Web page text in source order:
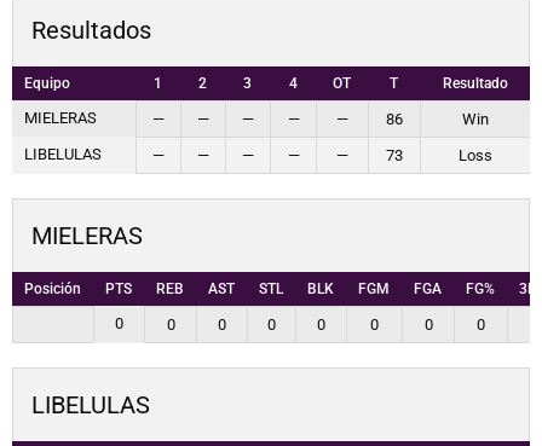
Resultados
Equipo 1 2 3 4 OT T Resultado
MIELERAS — — — — — 86
Win
LIBELULAS
— — — — — 73 Loss
MIELERAS
Posición PTS REB AST STL BLK FGM FGA FG%
0 0 0 0 0 0 0 0
LIBELULAS